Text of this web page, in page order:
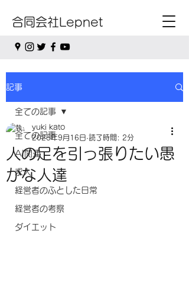
合同会社Lepnet
記事
全ての記事
AI関連
求人
経営者のふとした日常
経営者の考察
ダイエット
全ての記事
人の足を引っ張りたい愚
かな人達
yuki kato
2025年9月16日 読了時間: 2分